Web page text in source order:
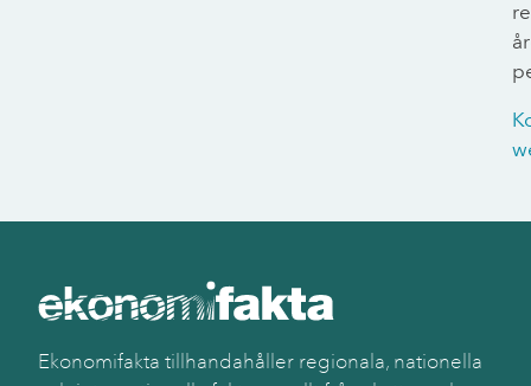
Ekonomifakta tillhandahåller regionala, nationella